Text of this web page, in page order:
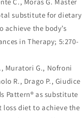
substitute for dietary
the body’s
in Therapy; 5:270-
Muratori G., Nofroni
R., Drago P., Giudice
Pattern® as substitute
diet to achieve the